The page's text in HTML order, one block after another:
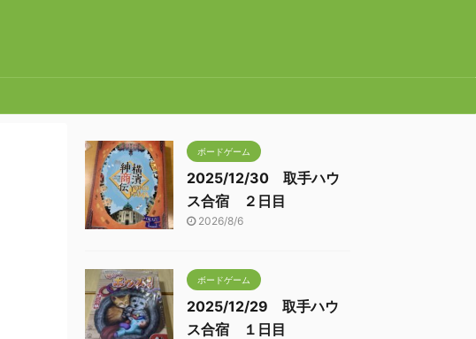
ボードゲーム
2025/12/30 取手ハウ
ス合宿 ２日目
2026/8/6
ボードゲーム
2025/12/29 取手ハウ
ス合宿 １日目